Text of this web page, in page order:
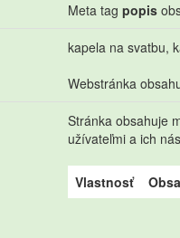
Meta tag popis
kapela na svatbu,
Webstránka
Stránka obsahuje
užívateľmi a ich
Vlastnosť